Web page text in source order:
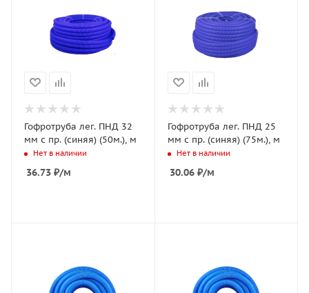
Гофротруба лег. ПНД 32
мм с пр. (синяя) (50м.), м
Нет в наличии
36.73 ₽/м
Гофротруба лег. ПНД 25
мм с пр. (синяя) (75м.), м
Нет в наличии
30.06₽/м